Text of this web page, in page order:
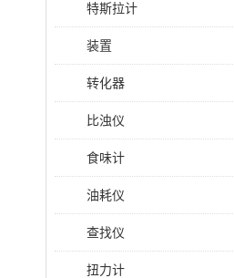
特斯拉计
装置
转化器
比浊仪
食味计
油耗仪
查找仪
扭力计